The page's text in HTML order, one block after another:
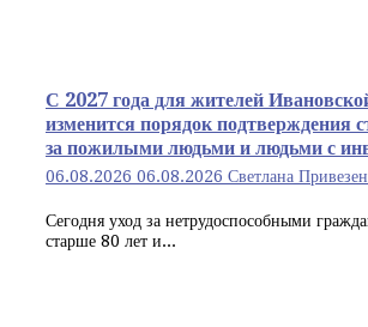
С 2027 года для жителей
изменится порядок подтверждения
за пожилыми людьми и людьми с
06.08.2026 06.08.2026 Светлана
Сегодня уход за нетрудоспособными
старше 80 лет и...